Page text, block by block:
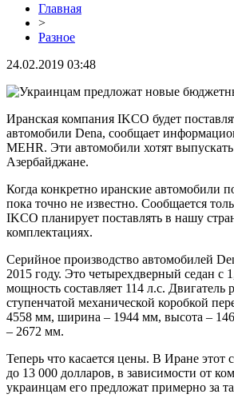
Главная
>
Разное
24.02.2019 03:48
Иранская компания IKCO будет
автомобили Denа, сообщает
MEHR. Эти автомобили хотят
Азербайджане.
Когда конкретно иранские автомобили
пока точно не известно. Сообщается
IKCO планирует поставлять в нашу
комплектациях.
Серийное производство автомобилей
2015 году. Это четырехдверный седан с
мощность составляет 114 л.с. Двигатель
ступенчатой механической коробкой
4558 мм, ширина – 1944 мм, высота –
– 2672 мм.
Теперь что касается цены. В Иране этот
до 13 000 долларов, в зависимости от
украинцам его предложат примерно за